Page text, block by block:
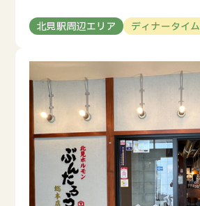
北見駅周辺エリア ディナータイム